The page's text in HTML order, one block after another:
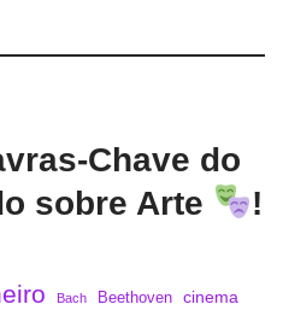
Chave do
sobre Arte
!
Bach Beethoven cinema